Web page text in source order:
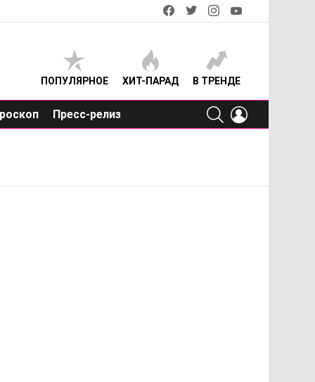
facebooktwitterinstagram
ПОПУЛЯРНОЕ ХИТ-ПАРАД В ТРЕНДЕ
Пресс-релиз
SEARCH